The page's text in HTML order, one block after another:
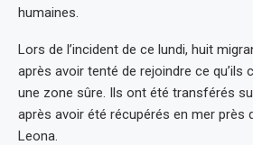
humaines.
Lors de l’incident de ce lundi, huit
après avoir tenté de rejoindre ce qu’ils
une zone sûre. Ils ont été transférés
après avoir été récupérés en mer près
Leona.